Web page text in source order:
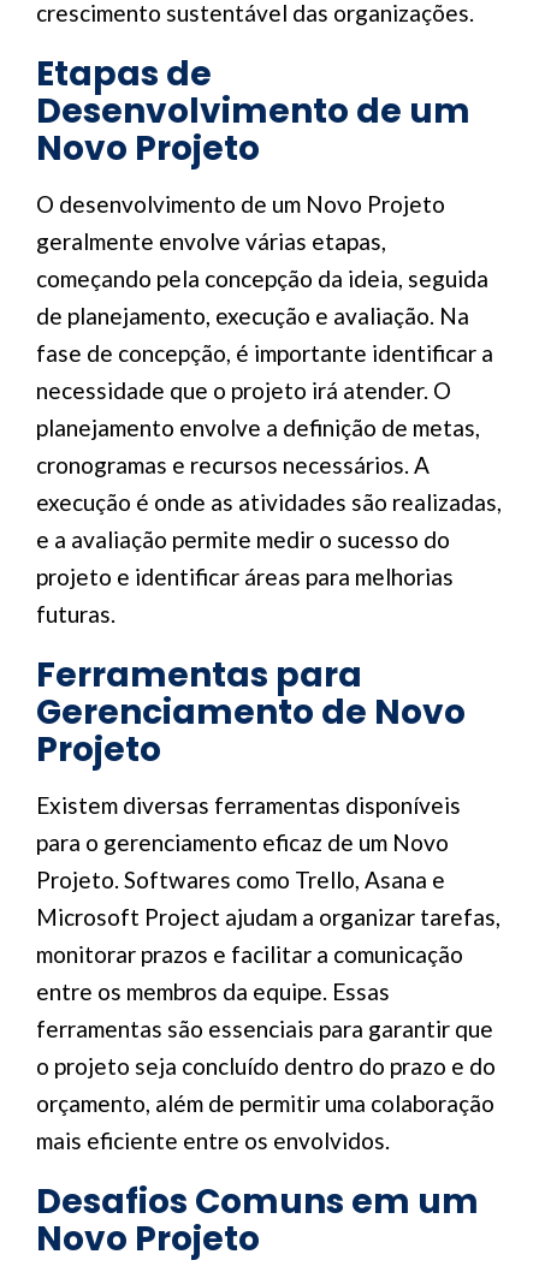
crescimento sustentável das organizações.
Etapas de
Desenvolvimento de um
Novo Projeto
O desenvolvimento de um Novo Projeto
geralmente envolve várias etapas,
começando pela concepção da ideia, seguida
de planejamento, execução e avaliação. Na
fase de concepção, é importante identificar a
necessidade que o projeto irá atender. O
planejamento envolve a definição de metas,
cronogramas e recursos necessários. A
execução é onde as atividades são realizadas,
e a avaliação permite medir o sucesso do
projeto e identificar áreas para melhorias
futuras.
Ferramentas para
Gerenciamento de Novo
Projeto
Existem diversas ferramentas disponíveis
para o gerenciamento eficaz de um Novo
Projeto. Softwares como Trello, Asana e
Microsoft Project ajudam a organizar tarefas,
monitorar prazos e facilitar a comunicação
entre os membros da equipe. Essas
ferramentas são essenciais para garantir que
o projeto seja concluído dentro do prazo e do
orçamento, além de permitir uma colaboração
mais eficiente entre os envolvidos.
Desafios Comuns em um
Novo Projeto